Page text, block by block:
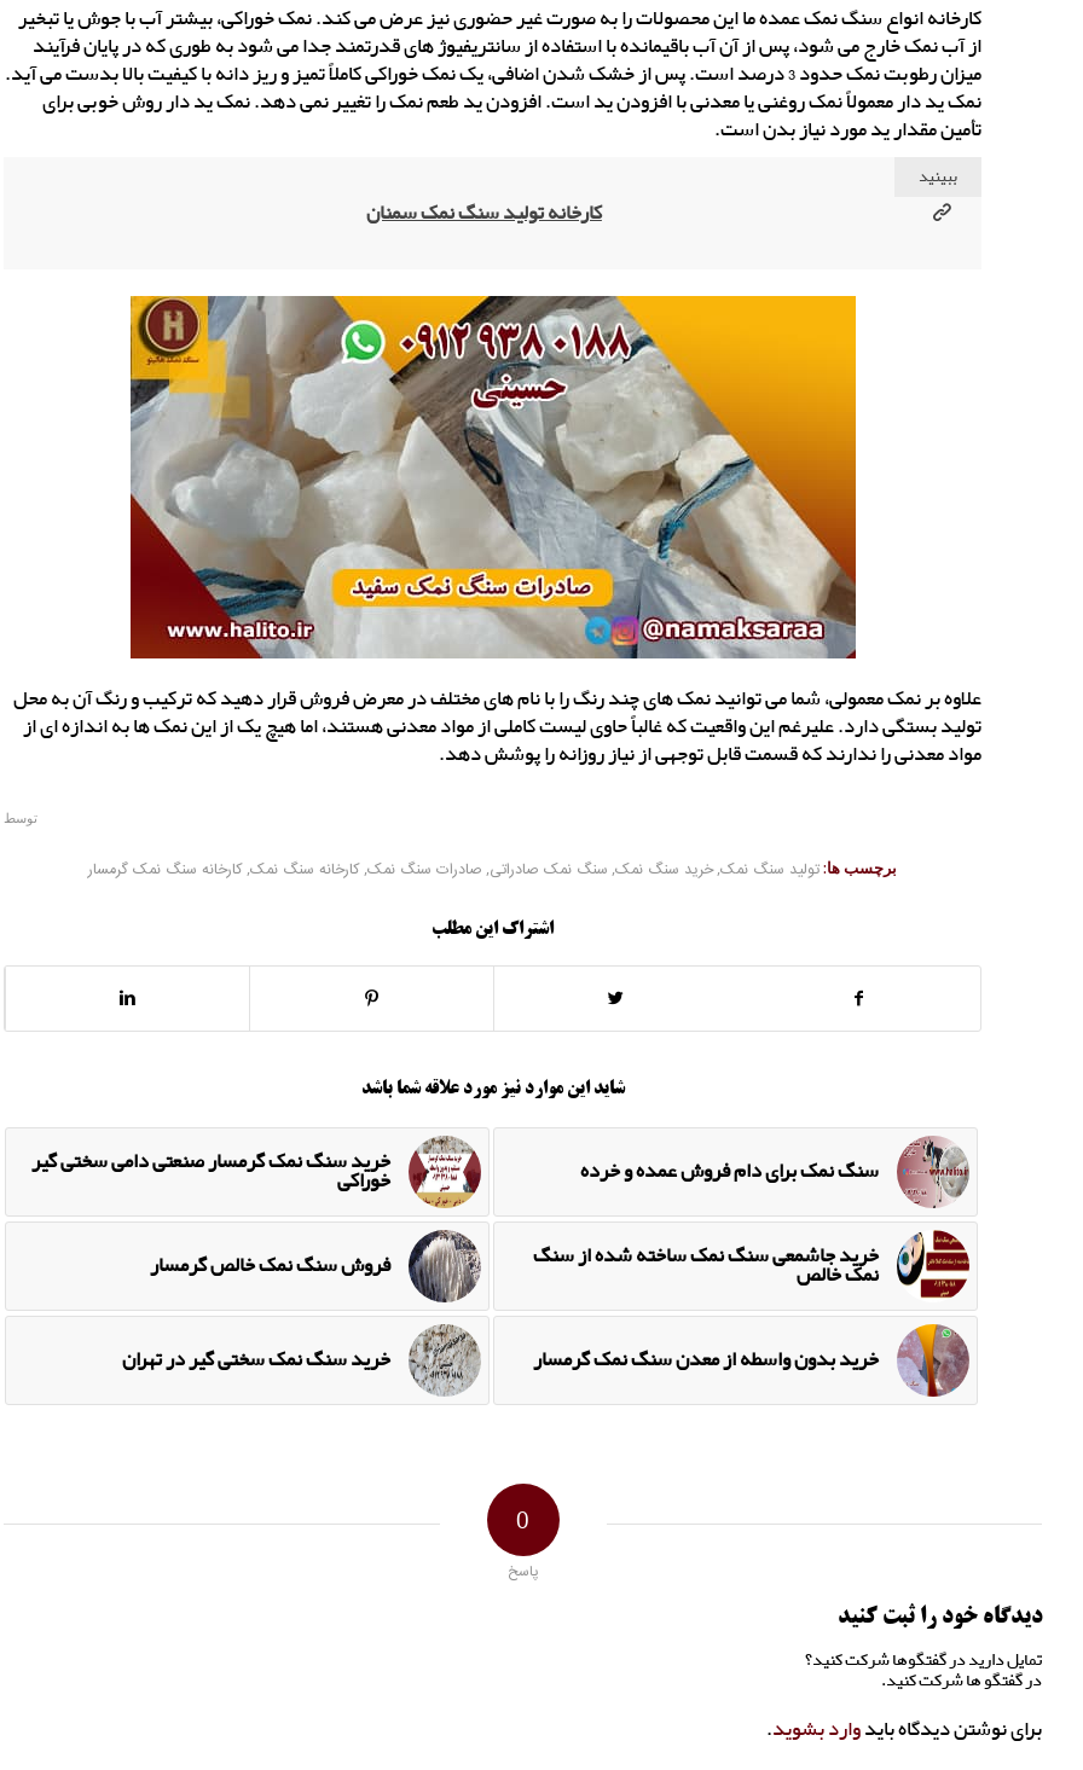
کارخانه انواع سنگ نمک عمده ما این محصولات را به صورت غیر حضوری نیز عرض می کند. نمک خوراکی، بیشتر آب با جوش یا تبخیر
از آب نمک خارج می شود، پس از آن آب باقیمانده با استفاده از سانتریفیوژ های قدرتمند جدا می شود به طوری که در پایان فرآیند
میزان رطوبت نمک حدود 3 درصد است. پس از خشک شدن اضافی، یک نمک خوراکی کاملاً تمیز و ریز دانه با کیفیت بالا بدست می آید.
نمک ید دار معمولاً نمک روغنی یا معدنی با افزودن ید است. افزودن ید طعم نمک را تغییر نمی دهد. نمک ید دار روش خوبی برای
تأمین مقدار ید مورد نیاز بدن است.
ببینید
کارخانه تولید سنگ نمک سمنان
علاوه بر نمک معمولی، شما می توانید نمک های چند رنگ را با نام های مختلف در معرض فروش قرار دهید که ترکیب و رنگ آن به محل
تولید بستگی دارد. علیرغم این واقعیت که غالباً حاوی لیست کاملی از مواد معدنی هستند، اما هیچ یک از این نمک ها به اندازه ای از
مواد معدنی را ندارند که قسمت قابل توجهی از نیاز روزانه را پوشش دهد.
توسط
برچسب ها:تولید سنگ نمک,خرید سنگ نمک, سنگ نمک صادراتی, صادرات سنگ نمک, کارخانه سنگ نمک, کارخانه سنگ نمک گرمسار
اشتراک این مطلب
شاید این موارد نیز مورد علاقه شما باشد
خرید سنگ نمک گرمسار صنعتی دامی سختی گیر
خوراکی سنگ نمک برای دام فروش عمده و خرده
فروش سنگ نمک خالص گرمسار خرید جاشمعی سنگ نمک ساخته شده از سنگ
نمک خالص
خرید سنگ نمک سختی گیر در تهران خرید بدون واسطه از معدن سنگ نمک گرمسار
0
پاسخ
دیدگاه خود را ثبت کنید
تمایل دارید در گفتگوها شرکت کنید؟
در گفتگو ها شرکت کنید.
برای نوشتن دیدگاه بایدوارد بشوید.